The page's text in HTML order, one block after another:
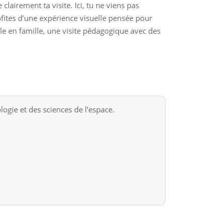
ta visite. Ici, tu ne viens pas
d’une expérience visuelle pensée pour
en famille, une visite pédagogique avec des
et des sciences de l’espace.